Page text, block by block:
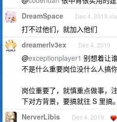
DreamSpace Dec 4, 2019
打不过他们，就加入他们
dreamerlv3ex Dec 4, 2019
@exceptionplayer1 别想着让
不是什么重要岗位没什么人搞你
岗位重要了，就慎重点做事，
下对方背景，要搞就往 S 里搞。
NerverLibis Dec 4, 2019